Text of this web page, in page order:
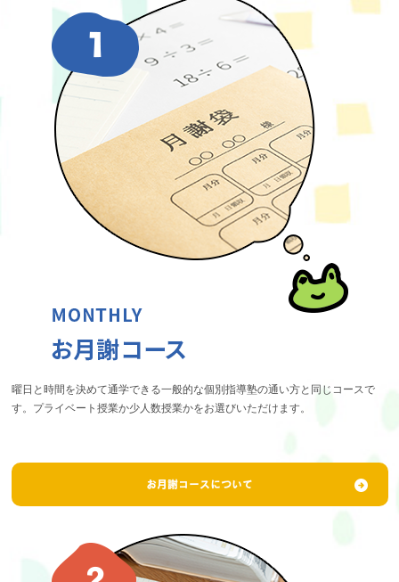
曜日と時間を決めて通学できる一般的な個別指導塾の通い方と同じコースで
す。プライベート授業か少人数授業かをお選びいただけます。
お月謝コースについて